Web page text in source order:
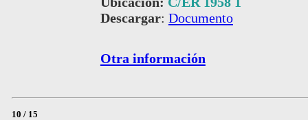
Descargar: Documento
Otra información
10 / 15